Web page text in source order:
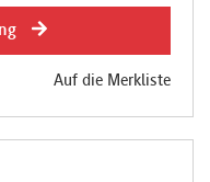
Auf die Merkliste